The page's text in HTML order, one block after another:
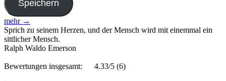
mehr →
Sprich zu seinem Herzen, und der Mensch wird mit einemmal ein
sittlicher Mensch.
Ralph Waldo Emerson
Bewertungen insgesamt: 4.33/5 (6)